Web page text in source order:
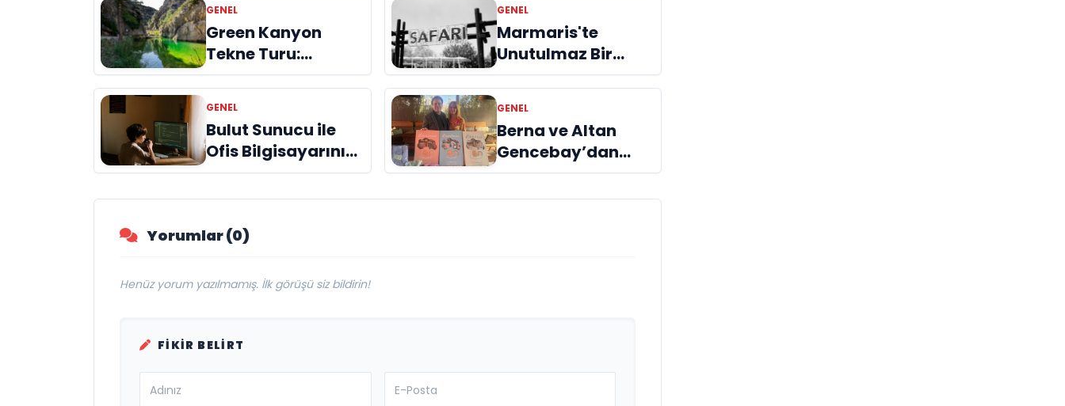
GENEL
Green Kanyon
Tekne Turu:
Doğanın Kalbinde
Deneyim
GENEL
Marmaris'te
Unutulmaz Bir
Deneyim: At Safari
GENEL
Bulut Sunucu ile
Ofis Bilgisayarınızı
İnternete Taşıyın
GENEL
Berna ve Altan
Gencebay’dan
yeni marka:
Luminus
Yorumlar (0)
Henüz yorum yazılmamış. İlk görüşü siz bildirin!
FIKIR BELIRT